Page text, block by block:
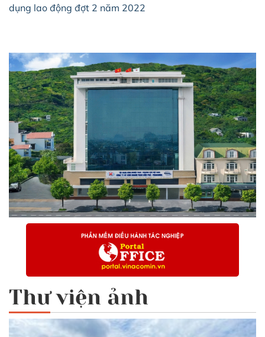
dụng lao động đợt 2 năm 2022
Thư viện ảnh